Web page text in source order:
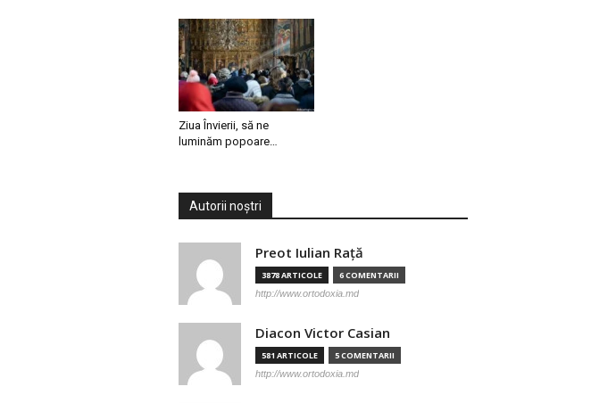
Ziua Învierii, să ne
luminăm popoare…
Autorii noștri
Preot Iulian Raţă
3878 ARTICOLE 6 COMENTARII
http://www.ortodoxia.md
Diacon Victor Casian
581 ARTICOLE 5 COMENTARII
http://www.ortodoxia.md